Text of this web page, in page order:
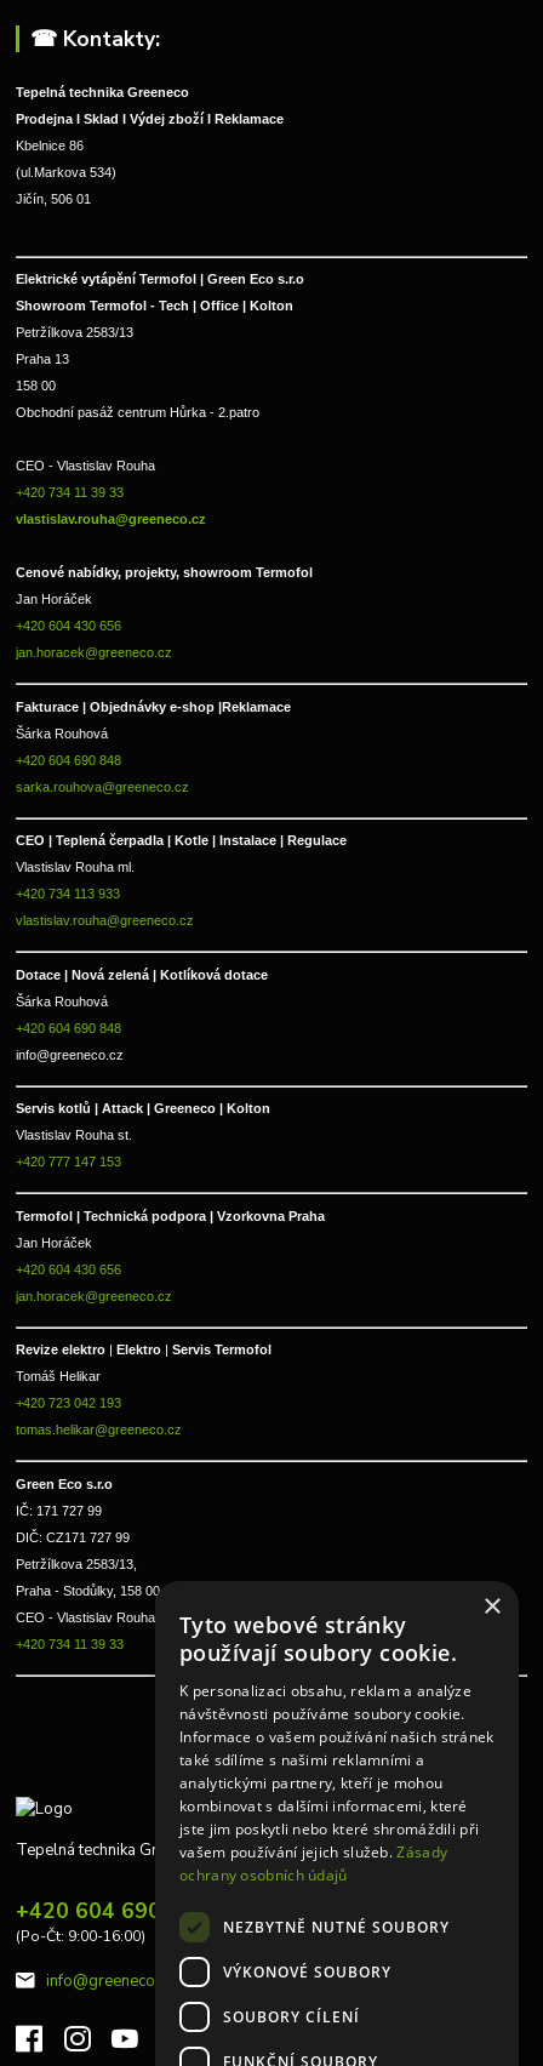
☎︎ Kontakty:
Tepelná technika Greeneco
Prodejna I Sklad I Výdej zboží I Reklamace
Kbelnice 86
(ul.Markova 534)
Jičín, 506 01
Elektrické vytápění Termofol | Green Eco s.r.o
Showroom Termofol - Tech | Office | Kolton
Petržílkova 2583/13
Praha 13
158 00
Obchodní pasáž centrum Hůrka - 2.patro
CEO - Vlastislav Rouha
+420 734 11 39 33
vlastislav.rouha@greeneco.cz
Cenové nabídky, projekty, showroom Termofol
Jan Horáček
+420 604 430 656
jan.horacek@greeneco.cz
Fakturace | Objednávky e-shop |Reklamace
Šárka Rouhová
+420 604 690 848
sarka.rouhova@greeneco.cz
CEO | Teplená čerpadla | Kotle | Instalace | Regulace
Vlastislav Rouha ml.
+420 734 113 933
vlastislav.rouha@greeneco.cz
Dotace | Nová zelená | Kotlíková dotace
Šárka Rouhová
+420 604 690 848
info@greeneco.cz
Servis kotlů | Attack | Greeneco | Kolton
Vlastislav Rouha st.
+420 777 147 153
Termofol | Technická podpora | Vzorkovna Praha
Jan Horáček
+420 604 430 656
jan.horacek@greeneco.cz
Revize elektro Elektro
Servis Termofol
Tomáš Helikar
+420 723 042 193
tomas.helikar@greeneco.cz
Green Eco s.r.o
IČ: 171 727 99
DIČ: CZ171 727 99
Petržílkova 2583/13,
Praha - Stodůlky, 158 00
CEO - Vlastislav Rouha ml.
+420 734 11 39 33
Tepelná technika Greeneco
+420 604 690 848
(Po-Čt: 9:00-16:00)
info@greeneco.cz
×
Tyto webové stránky
používají soubory cookie.
K personalizaci obsahu, reklam a analýze
návštěvnosti používáme soubory cookie.
Informace o vašem používání našich stránek
také sdílíme s našimi reklamními a
analytickými partnery, kteří je mohou
kombinovat s dalšími informacemi, které
jste jim poskytli nebo které shromáždili při
vašem používání jejich služeb.Zásady
ochrany osobních údajů
NEZBYTNĚ NUTNÉ SOUBORY
VÝKONOVÉ SOUBORY
SOUBORY CÍLENÍ
FUNKČNÍ SOUBORY